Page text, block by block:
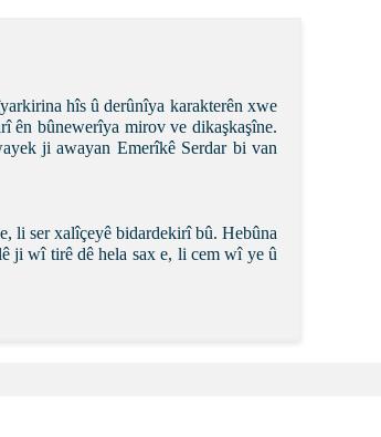
hîs û derûnîya karakterên xwe
ên bûnewerîya mirov ve dikaşkaşîne.
ji awayan Emerîkê Serdar bi van
li ser xalîçeyê bidardekirî bû. Hebûna
ji wî tirê dê hela sax e, li cem wî ye û